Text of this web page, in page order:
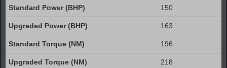
150
163
196
218